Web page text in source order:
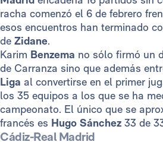
racha comenzó el 6 de febrero
esos encuentros han terminado
de Zidane.
Karim Benzema no sólo firmó un
de Carranza sino que además
Liga al convertirse en el primer
los 35 equipos a los que se ha
campeonato. El único que se
francés es Hugo Sánchez 33 de
Cádiz-Real Madrid